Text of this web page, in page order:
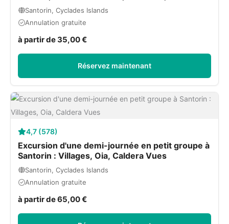
Santorin, Cyclades Islands
Annulation gratuite
à partir de 35,00 €
Réservez maintenant
4,7 (578)
Excursion d'une demi-journée en petit groupe à
Santorin : Villages, Oia, Caldera Vues
Santorin, Cyclades Islands
Annulation gratuite
à partir de 65,00 €